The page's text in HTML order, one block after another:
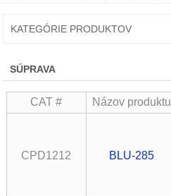
KATEGÓRIE PRODUKTOV
SÚPRAVA
CAT # Názov produktu
CPD1212 BLU-285